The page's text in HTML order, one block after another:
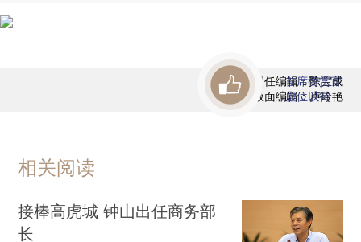
责任编辑：陈宝成
版面编辑：卢玲艳
首席赞赏官
虚位以待
相关阅读
接棒高虎城 钟山出任商务部
长